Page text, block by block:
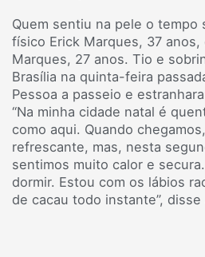
Quem sentiu na pele o tempo
físico Erick Marques, 37
Marques, 27 anos. Tio e
Brasília na quinta-feira
Pessoa a passeio e
“Na minha cidade natal é
como aqui. Quando
refrescante, mas, nesta
sentimos muito calor e
dormir. Estou com os lábios
de cacau todo instante”, disse